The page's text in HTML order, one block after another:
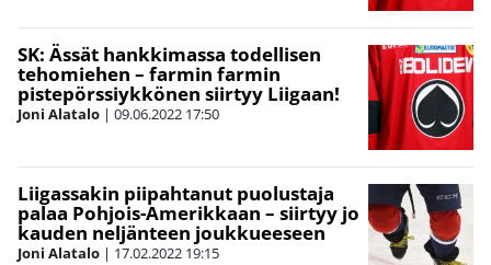
SK: Ässät hankkimassa todellisen
tehomiehen – farmin farmin
pistepörssiykkönen siirtyy Liigaan!
Joni Alatalo | 09.06.2022 17:50
Liigassakin piipahtanut puolustaja
palaa Pohjois-Amerikkaan – siirtyy jo
kauden neljänteen joukkueeseen
Joni Alatalo | 17.02.2022 19:15